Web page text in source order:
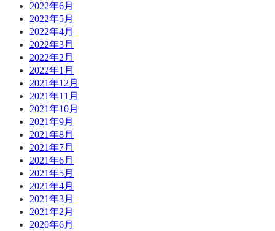
2022年6月
2022年5月
2022年4月
2022年3月
2022年2月
2022年1月
2021年12月
2021年11月
2021年10月
2021年9月
2021年8月
2021年7月
2021年6月
2021年5月
2021年4月
2021年3月
2021年2月
2020年6月